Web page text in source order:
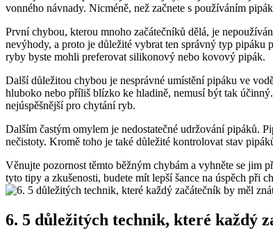
vonného návnady. Nicméně, než začnete s používáním
První chybou, kterou mnoho ​začátečníků dělá, ⁢je
nevýhody, a ‌proto je důležité vybrat ten správný typ
ryby byste ⁢mohli preferovat silikonový nebo kovový ‍pipák.
Další důležitou chybou je nesprávné umístění pipáku ve
hluboko nebo příliš blízko ke hladině, nemusí být tak
nejúspěšnější pro ​chytání ryb.
Dalším častým omylem⁣ je nedostatečné udržování pipáků.
⁤nečistoty. Kromě toho je také důležité kontrolovat‍ stav
Věnujte pozornost těmto běžným chybám a vyhněte se ⁣jim⁢
tyto tipy a zkušenosti, budete mít lepší šance na úspěch při
6. 5 důležitých technik, které⁤ každý